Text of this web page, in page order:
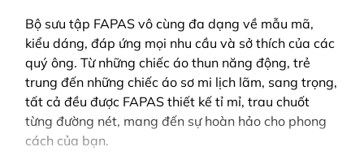
Bộ sưu tập FAPAS vô cùng đa dạng về mẫu mã,
kiểu dáng, đáp ứng mọi nhu cầu và sở thích của các
quý ông. Từ những chiếc áo thun năng động, trẻ
trung đến những chiếc áo sơ mi lịch lãm, sang trọng,
tất cả đều được FAPAS thiết kế tỉ mỉ, trau chuốt
từng đường nét, mang đến sự hoàn hảo cho phong
cách của bạn.